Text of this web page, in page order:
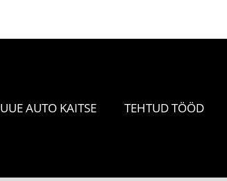
UUE AUTO KAITSE TEHTUD TÖÖD